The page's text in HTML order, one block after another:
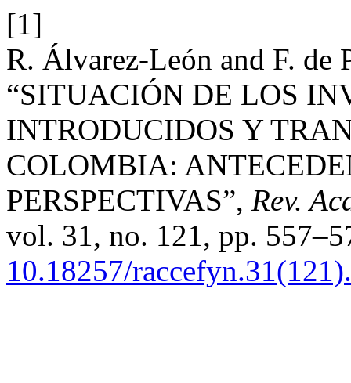
[1]
R. Álvarez-León and F. de
“SITUACIÓN DE LOS
INTRODUCIDOS Y
COLOMBIA:
PERSPECTIVAS”, Rev.
vol. 31, no. 121, pp.
10.18257/